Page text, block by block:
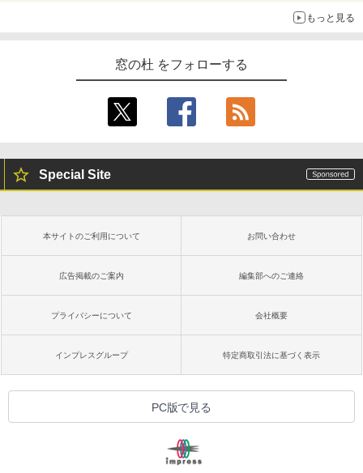
もっと見る
窓の杜 をフォローする
Special Site
本サイトのご利用について お問い合わせ
広告掲載のご案内 編集部へのご連絡
プライバシーについて 会社概要
インプレスグループ 特定商取引法に基づく表示
PC版で見る